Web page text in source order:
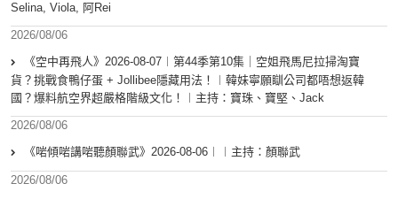
Selina, Viola, 阿Rei
2026/08/06
《空中再飛人》2026-08-07︱第44季第10集｜空姐飛馬尼拉掃淘寶
貨？挑戰食鴨仔蛋 + Jollibee隱藏用法！︱韓妹寧願瞓公司都唔想返韓
國？爆料航空界超嚴格階級文化！︱主持：寶珠、寶堅、Jack
2026/08/06
《啱傾啱講啱聽顏聯武》2026-08-06︱︱主持：顏聯武
2026/08/06